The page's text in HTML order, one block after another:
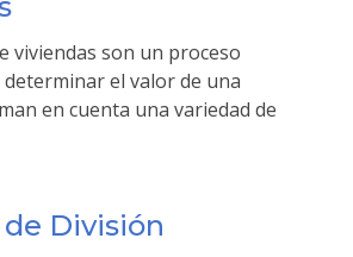
viviendas son un proceso
el valor de una
en cuenta una variedad de
División